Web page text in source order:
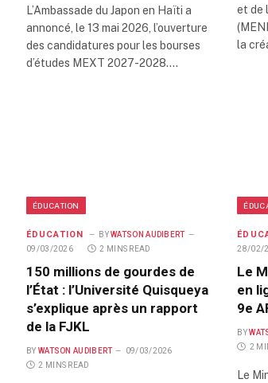
L’Ambassade du Japon en Haïti a
annoncé, le 13 mai 2026, l’ouverture
des candidatures pour les bourses
d’études MEXT 2027-2028.…
et de
la
ÉDUCATION
ÉDUCATION BY WATSON AUDIBERT
09/03/2026
2 MINS READ
150 millions de gourdes de
l’État : l’Université Quisqueya
s’explique après un rapport
de la FJKL
BY WATSON AUDIBERT
09/03/2026
2 MINS READ
28/02/
Le
en
9e
BY
2
Le